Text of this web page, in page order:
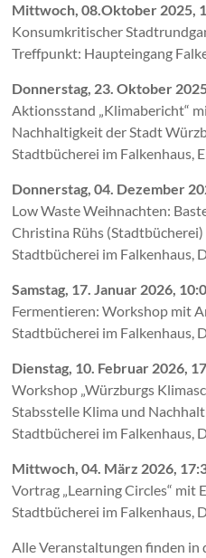
Mittwoch, 08.Oktober 2025,
Konsumkritischer
Treffpunkt: Haupteingang
Donnerstag, 23. Oktober
Aktionsstand „Klimabericht“
Nachhaltigkeit der Stadt
Stadtbücherei im Falkenhaus,
Donnerstag, 04. Dezember
Low Waste Weihnachten:
Christina Rühs (Stadtbücherei)
Stadtbücherei im Falkenhaus,
Samstag, 17. Januar 2026,
Fermentieren: Workshop mit
Stadtbücherei im Falkenhaus,
Dienstag, 10. Februar 2026,
Workshop „Würzburgs
Stabsstelle Klima und
Stadtbücherei im Falkenhaus,
Mittwoch, 04. März 2026,
Vortrag „Learning Circles“ mit
Stadtbücherei im Falkenhaus,
Alle Veranstaltungen finden